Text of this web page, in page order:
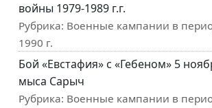
войны 1979-1989 г.г.
Рубрика: Военные кампании в
1990 г.
Бой «Евстафия» с «Гебеном» 5
мыса Сарыч
Рубрика: Военные кампании в